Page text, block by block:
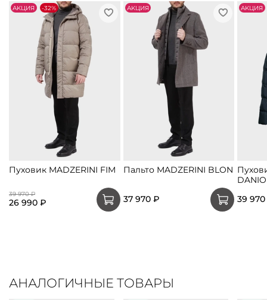
АKЦИЯ -32%
Пуховик MADZERINI FIM
39 970 ₽
26 990 ₽
АKЦИЯ
Пальто MADZERINI BLON
37 970 ₽
АKЦИЯ
DANIO
39
АНАЛОГИЧНЫЕ ТОВАРЫ